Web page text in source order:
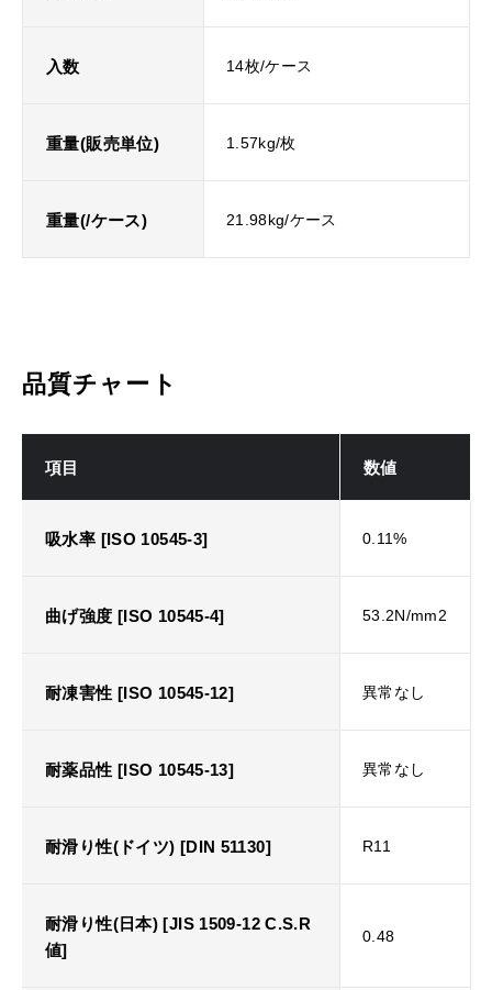
入数 14枚/ケース
重量(販売単位) 1.57kg/枚
重量(/ケース) 21.98kg/ケース
品質チャート
項目 数値
吸水率 [ISO 10545-3] 0.11%
曲げ強度 [ISO 10545-4] 53.2N/mm2
耐凍害性 [ISO 10545-12] 異常なし
耐薬品性 [ISO 10545-13] 異常なし
耐滑り性(ドイツ) [DIN 51130] R11
耐滑り性(日本) [JIS 1509-12 C.S.R
値]
0.48